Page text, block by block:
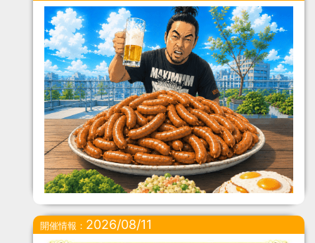
開催情報： 2026/08/11